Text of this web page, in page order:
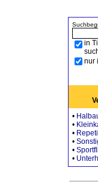
in
nur
•
•
•
•
•
•